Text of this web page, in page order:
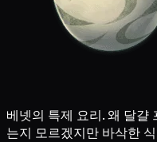
베넷의 특제 요리. 왜 달걀
는지 모르겠지만 바삭한